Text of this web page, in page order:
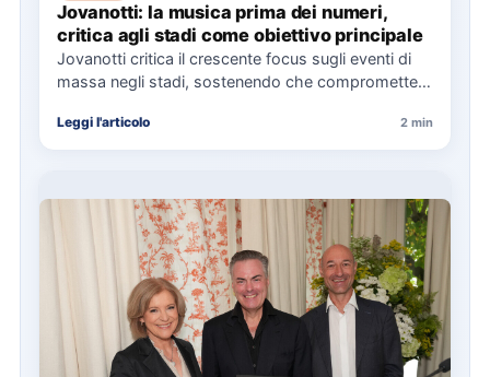
Jovanotti: la musica prima dei numeri,
critica agli stadi come obiettivo principale
Jovanotti critica il crescente focus sugli eventi di
massa negli stadi, sostenendo che compromette
Leggi l'articolo 2 min